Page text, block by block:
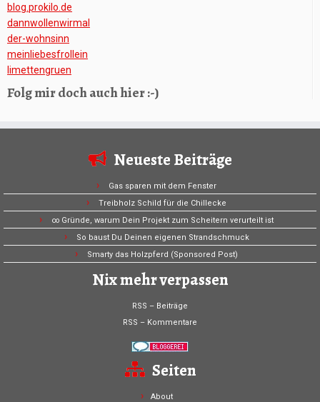
blog.prokilo.de
dannwollenwirmal
der-wohnsinn
meinliebesfrollein
limettengruen
Folg mir doch auch hier :-)
Neueste Beiträge
Gas sparen mit dem Fenster
Treibholz Schild für die Chillecke
∞ Gründe, warum Dein Projekt zum Scheitern verurteilt ist
So baust Du Deinen eigenen Strandschmuck
Smarty das Holzpferd (Sponsored Post)
Nix mehr verpassen
RSS – Beiträge
RSS – Kommentare
Seiten
About